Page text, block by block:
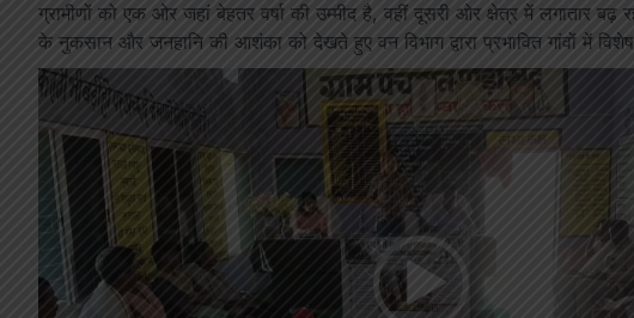
ग्रामीणों को एक ओर जहां बेहतर वर्षा की उम्मीद है, वहीं दूसरी ओर क्षेत्र में लगातार
के नुकसान और जनहानि की आशंका को देखते हुए वन विभाग द्वारा प्रभावित गांवों में
Video
Player